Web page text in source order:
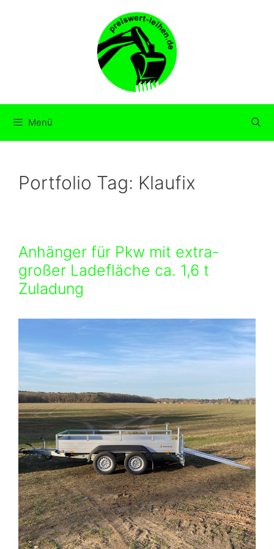
Menü
Portfolio Tag: Klaufix
Anhänger für Pkw mit extra-
großer Ladefläche ca. 1,6 t
Zuladung